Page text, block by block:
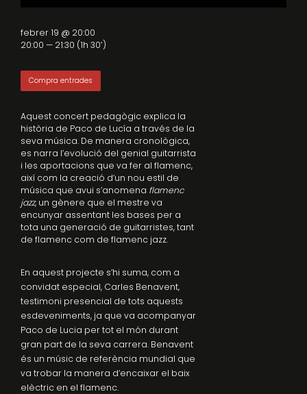
Aquest concert pedagògic explica la
història de Paco de Lucía a través de la
seva música. De manera cronològica,
es narra l’evolució del genial guitarrista
i les aportacions que va fer al flamenc,
així com la creació d’un nou estil de
música que avui s’anomena flamenc
jazz, un gènere que el mestre va
encunyar assentant les bases per a
tota una generació de guitarristes, tant
de flamenc com de flamenc jazz.
En aquest projecte s’hi suma, com a
convidat especial, Carles Benavent,
testimoni presencial de tots aquests
esdeveniments, ja que va acompanyar
Paco de Lucia per tot el món durant
gran part de la seva carrera. Benavent
és un músic de referència mundial que
va trobar la manera d’encaixar el baix
elèctric en el flamenc.
febrer 19 @ 20:00
20:00 — 21:30 (1h 30′)
Compra entrades